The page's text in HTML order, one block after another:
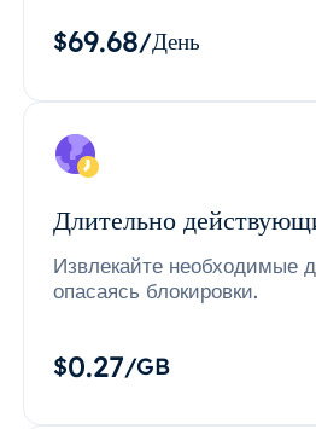
$69.68/День
Длительно
Извлекайте необходимые
опасаясь блокировки.
$0.27/GB